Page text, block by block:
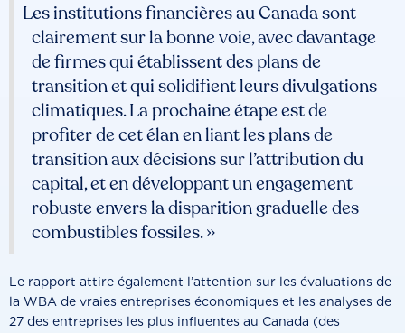
Les institutions financières au Canada sont
clairement sur la bonne voie, avec davantage
de firmes qui établissent des plans de
transition et qui solidifient leurs divulgations
climatiques. La prochaine étape est de
profiter de cet élan en liant les plans de
transition aux décisions sur l’attribution du
capital, et en développant un engagement
robuste envers la disparition graduelle des
combustibles fossiles. »
Le rapport attire également l’attention sur les évaluations de
la WBA de vraies entreprises économiques et les analyses de
27 des entreprises les plus influentes au Canada (des